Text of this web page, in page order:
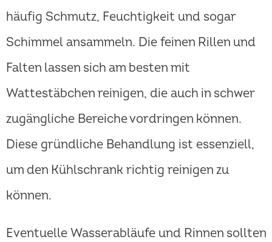
häufig Schmutz, Feuchtigkeit und sogar
Schimmel ansammeln. Die feinen Rillen und
Falten lassen sich am besten mit
Wattestäbchen reinigen, die auch in schwer
zugängliche Bereiche vordringen können.
Diese gründliche Behandlung ist essenziell,
um den Kühlschrank richtig reinigen zu
können.
Eventuelle Wasserabläufe und Rinnen sollten